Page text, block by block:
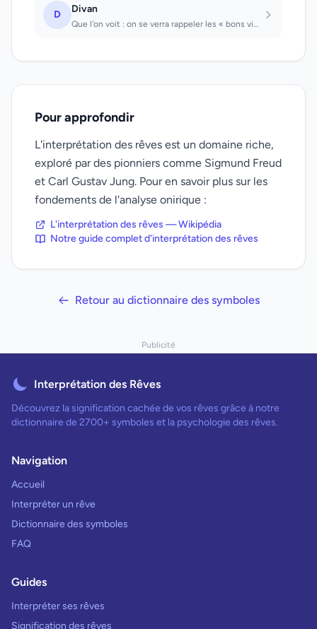
D Divan
Que l'on voit : on se verra rappeler les « bons vieux temps ». Sur lequel on est...
Pour approfondir
L'interprétation des rêves est un domaine riche,
exploré par des pionniers comme Sigmund Freud
et Carl Gustav Jung. Pour en savoir plus sur les
fondements de l'analyse onirique :
L'interprétation des rêves — Wikipédia
Notre guide complet d'interprétation des rêves
Retour au dictionnaire des symboles
Publicité
Interprétation des Rêves
Découvrez la signification cachée de vos rêves grâce à notre
dictionnaire de 2700+ symboles et la psychologie des rêves.
Navigation
Accueil
Interpréter un rêve
Dictionnaire des symboles
FAQ
Guides
Interpréter ses rêves
Signification des rêves